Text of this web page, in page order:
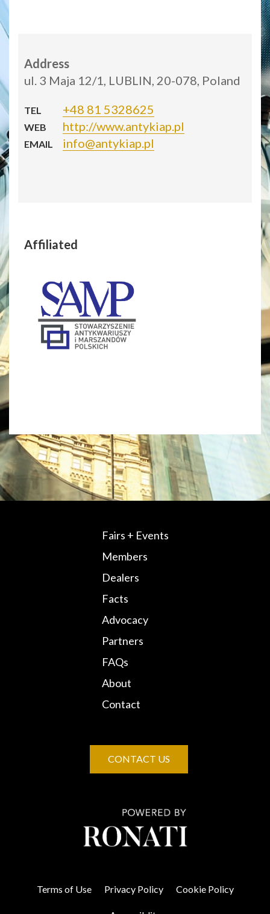
Address
ul. 3 Maja 12/1, LUBLIN, 20-078, Poland
TEL +48 81 5328625
WEB http://www.antykiap.pl
EMAIL info@antykiap.pl
Affiliated
Fairs + Events
Members
Dealers
Facts
Advocacy
Partners
FAQs
About
Contact
CONTACT US
Terms of Use Privacy Policy Cookie Policy